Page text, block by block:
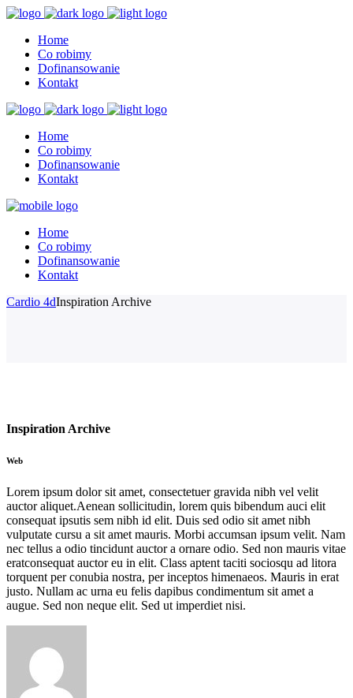
Home
Co robimy
Dofinansowanie
Kontakt
Home
Co robimy
Dofinansowanie
Kontakt
Home
Co robimy
Dofinansowanie
Kontakt
Cardio 4dInspiration Archive
Inspiration Archive
Web
Lorem ipsum dolor sit amet, consectetuer gravida nibh vel velit
auctor aliquet.Aenean sollicitudin, lorem quis bibendum auci elit
consequat ipsutis sem nibh id elit. Duis sed odio sit amet nibh
vulputate cursu a sit amet mauris. Morbi accumsan ipsum velit. Nam
nec tellus a odio tincidunt auctor a ornare odio. Sed non mauris vitae
eratconsequat auctor eu in elit. Class aptent taciti sociosqu ad litora
torquent per conubia nostra, per inceptos himenaeos. Mauris in erat
justo. Nullam ac urna eu felis dapibus condimentum sit amet a
augue. Sed non neque elit. Sed ut imperdiet nisi.